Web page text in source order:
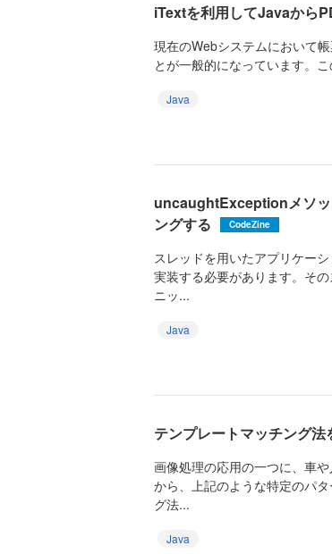
iTextを利用してJavaから
現在のWebシステムにおいて
とが一般的になっています。
Java
uncaughtExceptionメソッ
ングする
CodeZine
スレッドを用いたアプリケー
実装する必要があります。そ
ニッ...
Java
テンプレートマッチング
画像処理の応用の一つに、車
から、上記のような特定のパ
グ法...
Java